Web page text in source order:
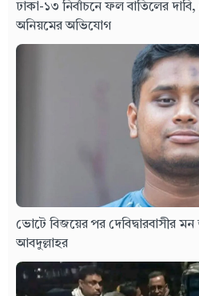
ঢাকা-১৩ নির্বাচনে ফল বাতিলের
অনিয়মের অভিযোগ
ভোটে বিজয়ের পর দেবিদ্বারবাসীর
আবদুল্লাহর